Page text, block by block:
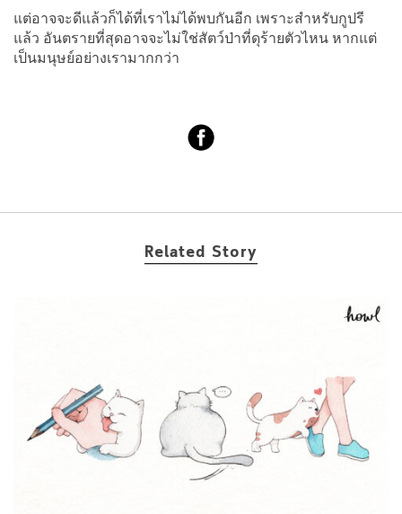
แต่อาจจะดีแล้วก็ได้ที่เราไม่ได้พบกันอีก เพราะสำหรับกูปรี
แล้ว อันตรายที่สุดอาจจะไม่ใช่สัตว์ป่าที่ดุร้ายตัวไหน หากแต่
เป็นมนุษย์อย่างเรามากกว่า
Related Story